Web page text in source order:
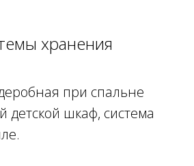
хранения
при спальне
детской шкаф, система